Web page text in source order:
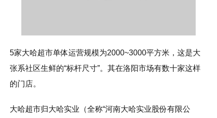
5家大哈超市单体运营规模为2000~3000平方米，这是大
张系社区生鲜的“标杆尺寸”。其在洛阳市场有数十家这样
的门店。
大哈超市归大哈实业（全称“河南大哈实业股份有限公